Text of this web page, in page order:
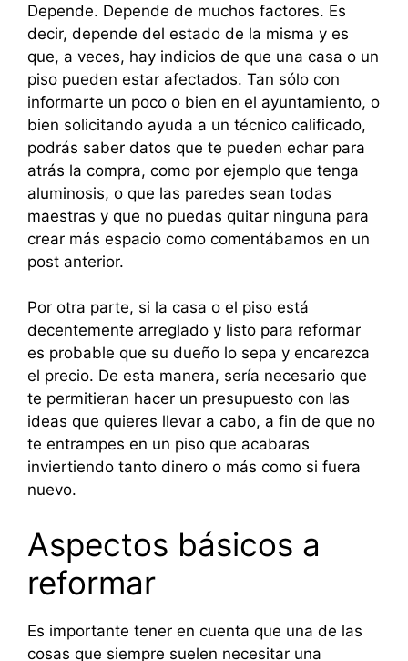
Depende. Depende de muchos factores. Es
decir, depende del estado de la misma y es
que, a veces, hay indicios de que una casa o un
piso pueden estar afectados. Tan sólo con
informarte un poco o bien en el ayuntamiento, o
bien solicitando ayuda a un técnico calificado,
podrás saber datos que te pueden echar para
atrás la compra, como por ejemplo que tenga
aluminosis, o que las paredes sean todas
maestras y que no puedas quitar ninguna para
crear más espacio como comentábamos en un
post anterior.
Por otra parte, si la casa o el piso está
decentemente arreglado y listo para reformar
es probable que su dueño lo sepa y encarezca
el precio. De esta manera, sería necesario que
te permitieran hacer un presupuesto con las
ideas que quieres llevar a cabo, a fin de que no
te entrampes en un piso que acabaras
inviertiendo tanto dinero o más como si fuera
nuevo.
Aspectos básicos a
reformar
Es importante tener en cuenta que una de las
cosas que siempre suelen necesitar una